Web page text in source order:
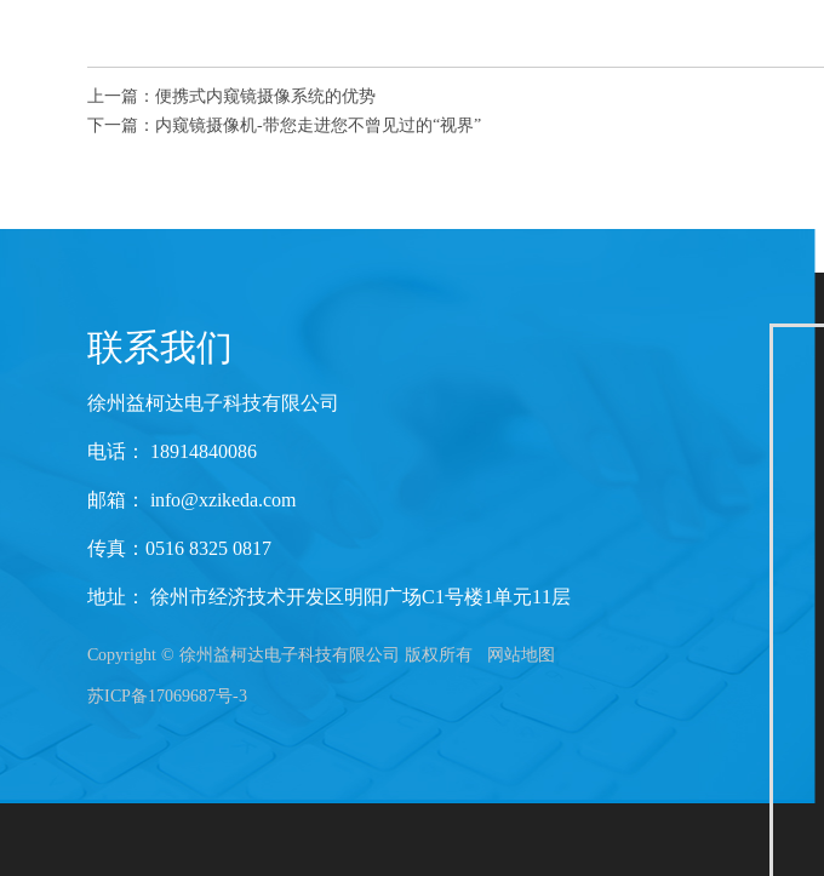
上一篇： 便携式内窥镜摄像系统的优势
下一篇： 内窥镜摄像机-带您走进您不曾见过的“视界”
联系我们
徐州益柯达电子科技有限公司
电话： 18914840086
邮箱： info@xzikeda.com
传真：0516 8325 0817
地址： 徐州市经济技术开发区明阳广场C1号楼1单元11层
Copyright © 徐州益柯达电子科技有限公司 版权所有 网站地图
苏ICP备17069687号-3